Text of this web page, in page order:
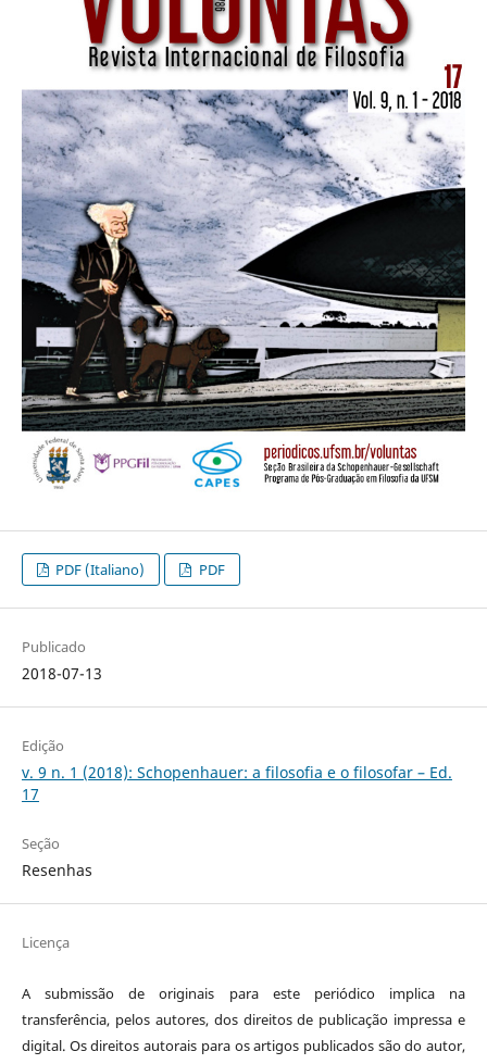
PDF (Italiano) PDF
Publicado
2018-07-13
Edição
v. 9 n. 1 (2018): Schopenhauer: a filosofia e o filosofar – Ed.
17
Seção
Resenhas
Licença
A submissão de originais para este periódico implica na
transferência, pelos autores, dos direitos de publicação impressa e
digital. Os direitos autorais para os artigos publicados são do autor,